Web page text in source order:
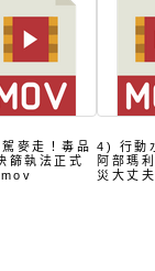
第27
」
家庭
程資
」、
海報
福+
報
力重
臺
競賽
LED
115
麥走！毒品
篩執法正式
4) 行動
阿部瑪
災大丈